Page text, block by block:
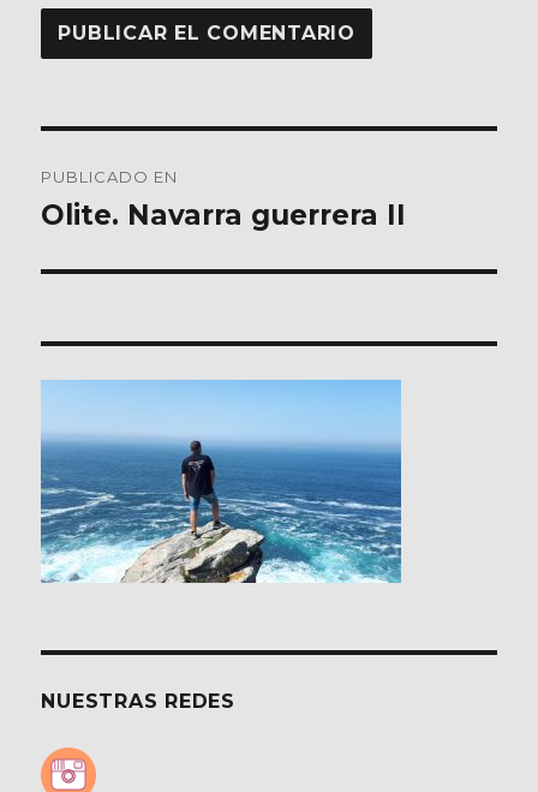
de
PUBLICADO EN
Olite. Navarra guerrera II
NUESTRAS REDES